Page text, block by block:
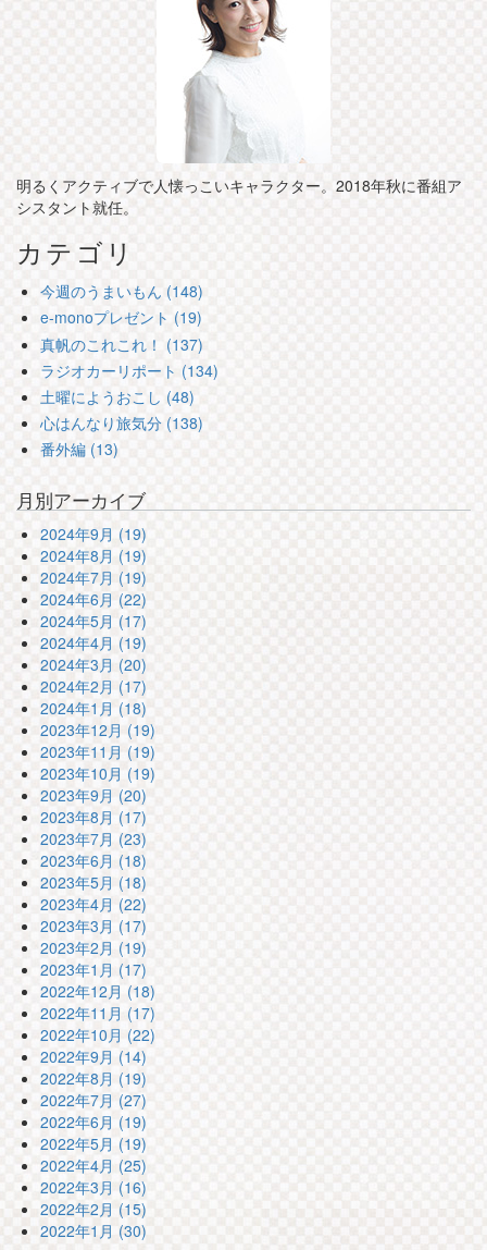
明るくアクティブで人懐っこいキャラクター。2018年秋に番組ア
シスタント就任。
カテゴリ
今週のうまいもん (148)
e-monoプレゼント (19)
真帆のこれこれ！ (137)
ラジオカーリポート (134)
土曜にようおこし (48)
心はんなり旅気分 (138)
番外編 (13)
月別アーカイブ
2024年9月 (19)
2024年8月 (19)
2024年7月 (19)
2024年6月 (22)
2024年5月 (17)
2024年4月 (19)
2024年3月 (20)
2024年2月 (17)
2024年1月 (18)
2023年12月 (19)
2023年11月 (19)
2023年10月 (19)
2023年9月 (20)
2023年8月 (17)
2023年7月 (23)
2023年6月 (18)
2023年5月 (18)
2023年4月 (22)
2023年3月 (17)
2023年2月 (19)
2023年1月 (17)
2022年12月 (18)
2022年11月 (17)
2022年10月 (22)
2022年9月 (14)
2022年8月 (19)
2022年7月 (27)
2022年6月 (19)
2022年5月 (19)
2022年4月 (25)
2022年3月 (16)
2022年2月 (15)
2022年1月 (30)